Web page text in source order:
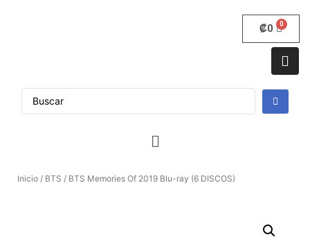
₡0
Inicio / BTS / BTS Memories Of 2019 Blu-ray (6 DISCOS)